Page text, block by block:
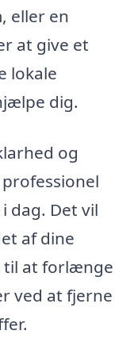
eller en
at give et
lokale
dig.
og
dag. Det vil
af dine
til at forlænge
ved at fjerne